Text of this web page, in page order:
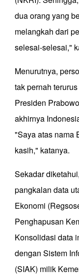
dua orang yang
melangkah dari
selesai-selesai,"
Menurutnya,
tak pernah
Presiden
akhirnya
"Saya atas nama
kasih," katanya.
Sekadar
pangkalan data
Ekonomi
Penghapusan
Konsolidasi data
dengan Sistem
(SIAK) milik